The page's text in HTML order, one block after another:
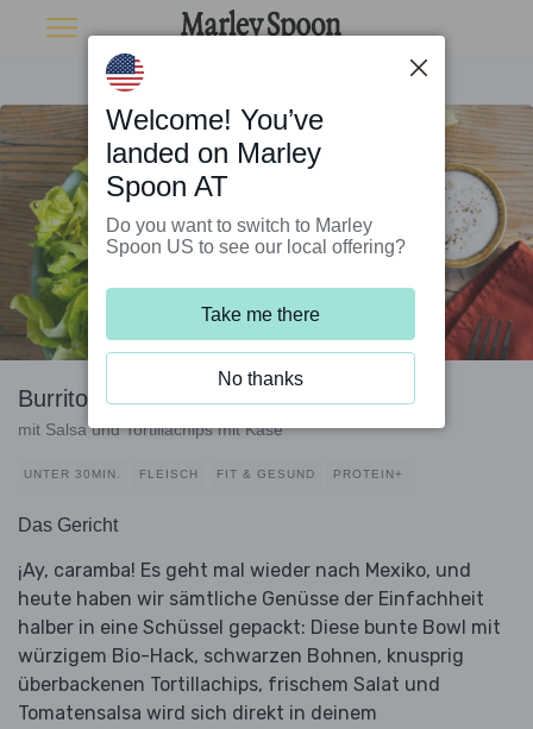
Burrito Bowl mit Bio-Rind und Bohnen
mit Salsa und Tortillachips mit Käse
UNTER 30MIN. FLEISCH FIT & GESUND PROTEIN+
Das Gericht
¡Ay, caramba! Es geht mal wieder nach Mexiko, und
heute haben wir sämtliche Genüsse der Einfachheit
halber in eine Schüssel gepackt: Diese bunte Bowl mit
würzigem Bio-Hack, schwarzen Bohnen, knusprig
überbackenen Tortillachips, frischem Salat und
Tomatensalsa wird sich direkt in deinem
Welcome! You’ve
landed on Marley
Spoon AT
Do you want to switch to Marley
Spoon US to see our local offering?
Take me there
No thanks